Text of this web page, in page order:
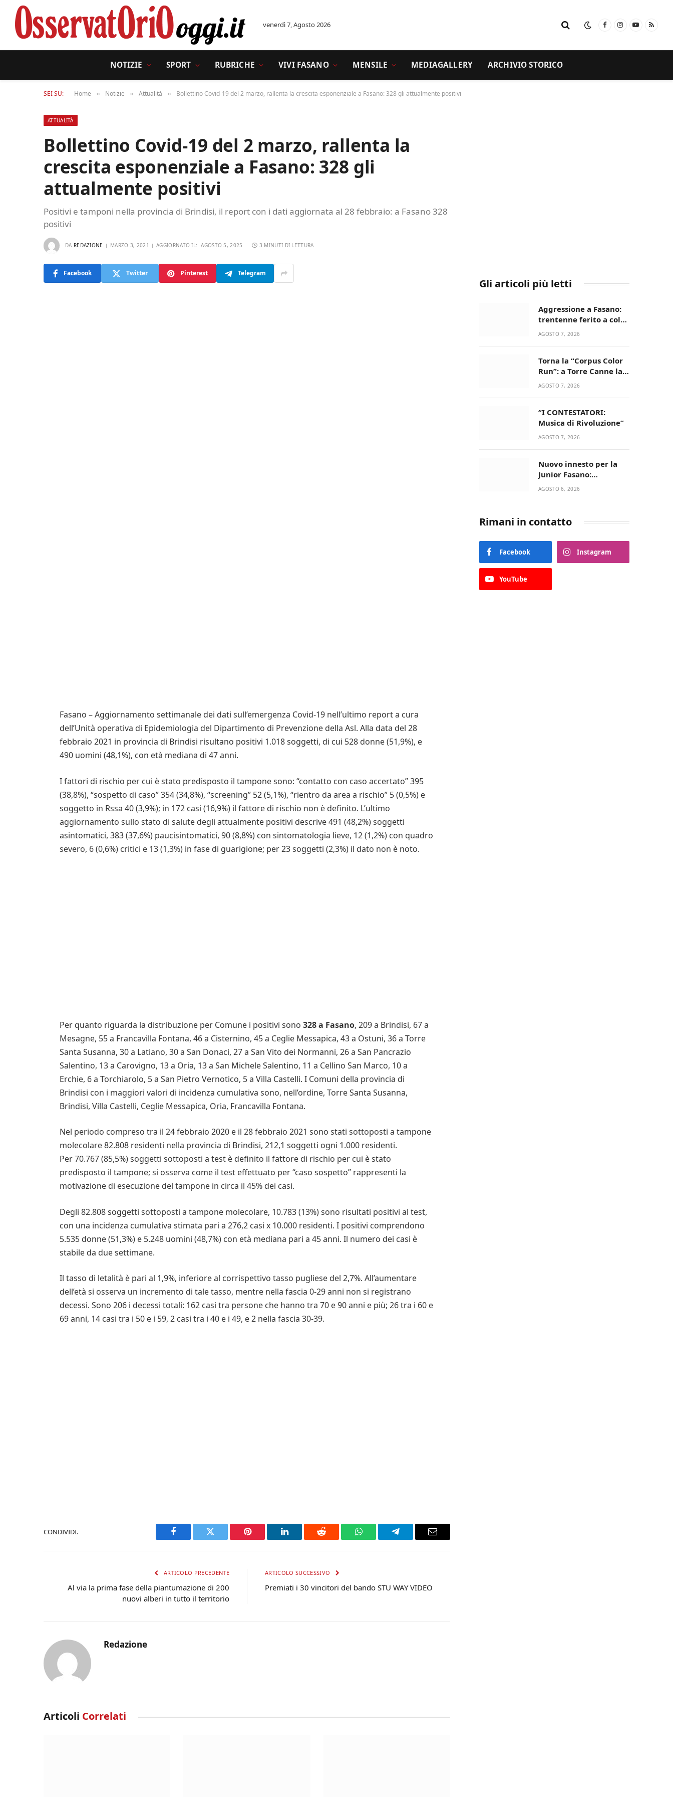
venerdì 7, Agosto 2026 FacebookInstagram
YouTube
RSS
NOTIZIE SPORT RUBRICHE VIVI FASANO MENSILE MEDIAGALLERY ARCHIVIO STORICO
SEI SU: Home » Notizie » Attualità » Bollettino Covid-19 del 2 marzo, rallenta la crescita esponenziale a Fasano: 328 gli attualmente positivi
ATTUALITÀ
Bollettino Covid-19 del 2 marzo, rallenta la
crescita esponenziale a Fasano: 328 gli
attualmente positivi
Positivi e tamponi nella provincia di Brindisi, il report con i dati aggiornata al 28 febbraio: a Fasano 328
positivi
DA REDAZIONE MARZO 3, 2021 AGGIORNATO IL: AGOSTO 5, 2025 3 MINUTI DI LETTURA
Facebook Twitter Pinterest Telegram
Fasano – Aggiornamento settimanale dei dati sull’emergenza Covid-19 nell’ultimo report a cura
dell’Unità operativa di Epidemiologia del Dipartimento di Prevenzione della Asl. Alla data del 28
febbraio 2021 in provincia di Brindisi risultano positivi 1.018 soggetti, di cui 528 donne (51,9%), e
490 uomini (48,1%), con età mediana di 47 anni.
I fattori di rischio per cui è stato predisposto il tampone sono: “contatto con caso accertato” 395
(38,8%), “sospetto di caso” 354 (34,8%), “screening” 52 (5,1%), “rientro da area a rischio” 5 (0,5%) e
soggetto in Rssa 40 (3,9%); in 172 casi (16,9%) il fattore di rischio non è definito. L’ultimo
aggiornamento sullo stato di salute degli attualmente positivi descrive 491 (48,2%) soggetti
asintomatici, 383 (37,6%) paucisintomatici, 90 (8,8%) con sintomatologia lieve, 12 (1,2%) con quadro
severo, 6 (0,6%) critici e 13 (1,3%) in fase di guarigione; per 23 soggetti (2,3%) il dato non è noto.
Per quanto riguarda la distribuzione per Comune i positivi sono 328 a Fasano, 209 a Brindisi, 67 a
Mesagne, 55 a Francavilla Fontana, 46 a Cisternino, 45 a Ceglie Messapica, 43 a Ostuni, 36 a Torre
Santa Susanna, 30 a Latiano, 30 a San Donaci, 27 a San Vito dei Normanni, 26 a San Pancrazio
Salentino, 13 a Carovigno, 13 a Oria, 13 a San Michele Salentino, 11 a Cellino San Marco, 10 a
Erchie, 6 a Torchiarolo, 5 a San Pietro Vernotico, 5 a Villa Castelli. I Comuni della provincia di
Brindisi con i maggiori valori di incidenza cumulativa sono, nell’ordine, Torre Santa Susanna,
Brindisi, Villa Castelli, Ceglie Messapica, Oria, Francavilla Fontana.
Nel periodo compreso tra il 24 febbraio 2020 e il 28 febbraio 2021 sono stati sottoposti a tampone
molecolare 82.808 residenti nella provincia di Brindisi, 212,1 soggetti ogni 1.000 residenti.
Per 70.767 (85,5%) soggetti sottoposti a test è definito il fattore di rischio per cui è stato
predisposto il tampone; si osserva come il test effettuato per “caso sospetto” rappresenti la
motivazione di esecuzione del tampone in circa il 45% dei casi.
Degli 82.808 soggetti sottoposti a tampone molecolare, 10.783 (13%) sono risultati positivi al test,
con una incidenza cumulativa stimata pari a 276,2 casi x 10.000 residenti. I positivi comprendono
5.535 donne (51,3%) e 5.248 uomini (48,7%) con età mediana pari a 45 anni. Il numero dei casi è
stabile da due settimane.
Il tasso di letalità è pari al 1,9%, inferiore al corrispettivo tasso pugliese del 2,7%. All’aumentare
dell’età si osserva un incremento di tale tasso, mentre nella fascia 0-29 anni non si registrano
decessi. Sono 206 i decessi totali: 162 casi tra persone che hanno tra 70 e 90 anni e più; 26 tra i 60 e
69 anni, 14 casi tra i 50 e i 59, 2 casi tra i 40 e i 49, e 2 nella fascia 30-39.
CONDIVIDI.
Facebook Twitter Pinterest LinkedIn Reddit WhatsAppTelegram Email
ARTICOLO PRECEDENTE
Al via la prima fase della piantumazione di 200
nuovi alberi in tutto il territorio
ARTICOLO SUCCESSIVO
Premiati i 30 vincitori del bando STU WAY VIDEO
Redazione
Articoli Correlati
Gli articoli più letti
Aggressione a Fasano:
trentenne ferito a colpi
di pistola in casa
AGOSTO 7, 2026
Torna la “Corpus Color
Run”: a Torre Canne la
corsa più allegra e
AGOSTO 7, 2026
“I CONTESTATORI:
Musica di Rivoluzione”
AGOSTO 7, 2026
Nuovo innesto per la
Junior Fasano:
ingaggiato il
AGOSTO 6, 2026
Rimani in contatto
Facebook Instagram
YouTube